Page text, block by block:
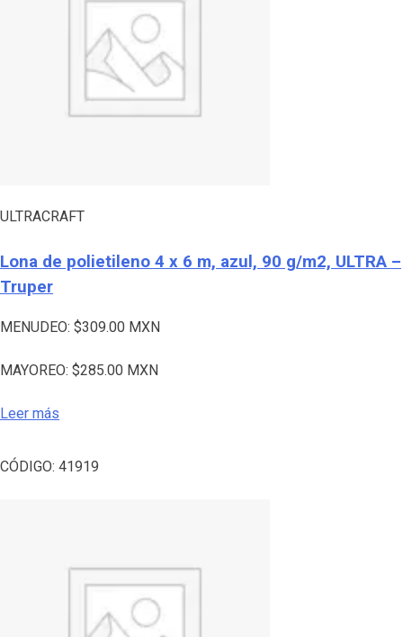
ULTRACRAFT
Lona de polietileno 4 x 6 m, azul, 90 g/m2, ULTRA –
Truper
MENUDEO: $309.00 MXN
MAYOREO: $285.00 MXN
Leer más
CÓDIGO: 41919